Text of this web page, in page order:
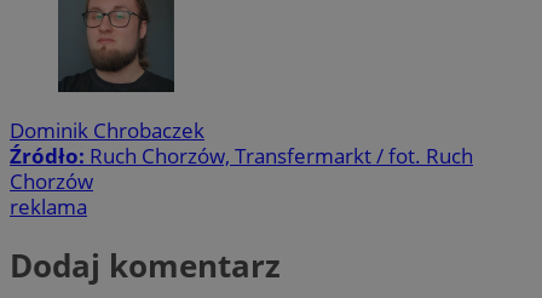
Dominik Chrobaczek
Źródło: Ruch Chorzów, Transfermarkt / fot. Ruch
Chorzów
reklama
Dodaj komentarz